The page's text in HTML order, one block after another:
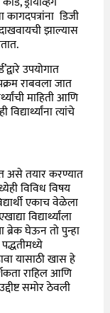
डिजी
झाल्यास
उपयोगात
राबवला जात
माहिती आणि
त्यांचे
असे तयार करण्यात
विविध विषय
एकाच वेळेला
विद्यार्थ्यांला
ब्रेक घेऊन तो पुन्हा
यासाठी खास हे
राहिल आणि
समोर ठेवली